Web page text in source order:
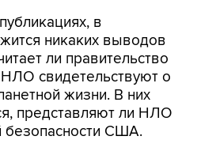
в
никаких выводов
ли правительство
свидетельствуют о
жизни. В них
представляют ли НЛО
безопасности США.